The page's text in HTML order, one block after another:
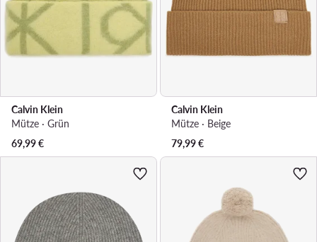
Calvin Klein
Mütze · Grün
69,99€
Calvin Klein
Mütze · Beige
79,99€